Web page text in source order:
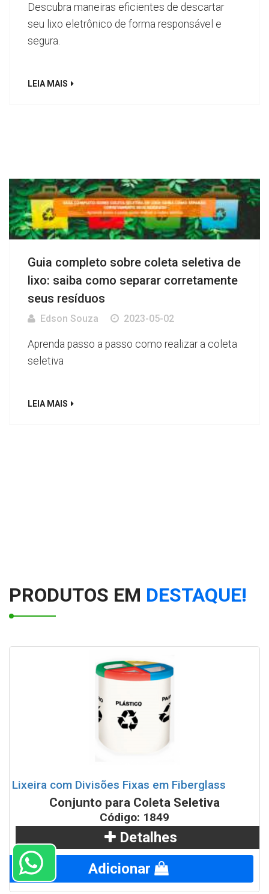
Descubra maneiras eficientes de descartar
seu lixo eletrônico de forma responsável e
segura.
LEIA MAIS
Guia completo sobre coleta seletiva de
lixo: saiba como separar corretamente
seus resíduos
Edson Souza 2023-05-02
Aprenda passo a passo como realizar a coleta
seletiva
LEIA MAIS
PRODUTOS EM DESTAQUE!
Lixeira com Divisões Fixas em Fiberglass
Conjunto para Coleta Seletiva
Código: 1849
Detalhes
Adicionar